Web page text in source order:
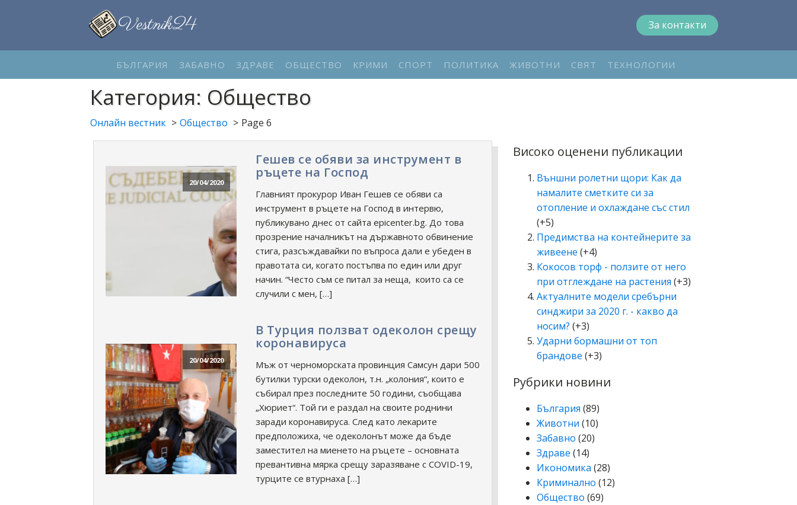
За контакти
БЪЛГАРИЯ ЗАБАВНО ЗДРАВЕ ОБЩЕСТВО КРИМИ СПОРТ ПОЛИТИКА ЖИВОТНИ СВЯТ ТЕХНОЛОГИИ
Категория: Общество
Онлайн вестник Общество Page 6
20/04/2020
Гешев се обяви за инструмент в
ръцете на Господ
Главният прокурор Иван Гешев се обяви са
инструмент в ръцете на Господ в интервю,
публикувано днес от сайта epicenter.bg. До това
прозрение началникът на държавното обвинение
стига, разсъждавайки по въпроса дали е убеден в
правотата си, когато постъпва по един или друг
начин. “Често съм се питал за неща, които са се
случили с мен, […]
20/04/2020
В Турция ползват одеколон срещу
коронавируса
Мъж от черноморската провинция Самсун дари 500
бутилки турски одеколон, т.н. „колония“, които е
събирал през последните 50 години, съобщава
„Хюриет“. Той ги е раздал на своите роднини
заради коронавируса. След като лекарите
предположиха, че одеколонът може да бъде
заместител на миенето на ръцете – основната
превантивна мярка срещу заразяване с COVID-19,
турците се втурнаха […]
Високо оценени публикации
Външни ролетни щори: Как да
намалите сметките си за
отопление и охлаждане със стил
(+5)
Предимства на контейнерите за
живеене (+4)
Кокосов торф - ползите от него
при отглеждане на растения (+3)
Актуалните модели сребърни
синджири за 2020 г. - какво да
носим? (+3)
Ударни бормашни от топ
брандове (+3)
Рубрики новини
България (89)
Животни (10)
Забавно (20)
Здраве (14)
Икономика (28)
Криминално (12)
Общество (69)